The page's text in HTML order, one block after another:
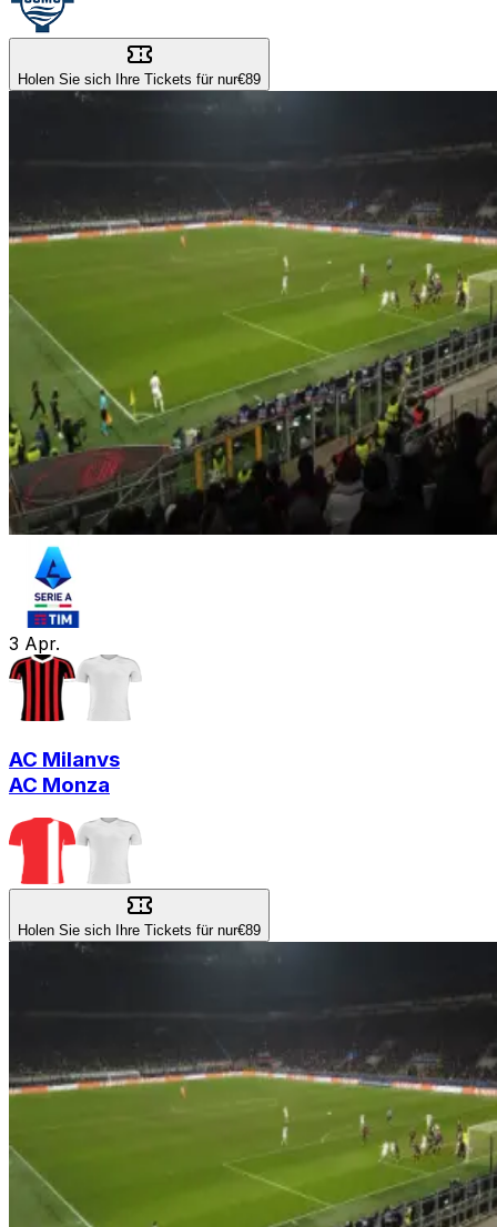
Holen Sie sich Ihre Tickets für nur€89
3 Apr.
AC Milanvs
AC Monza
Holen Sie sich Ihre Tickets für nur€89